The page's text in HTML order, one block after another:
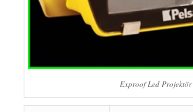
Exproof Led Projektör